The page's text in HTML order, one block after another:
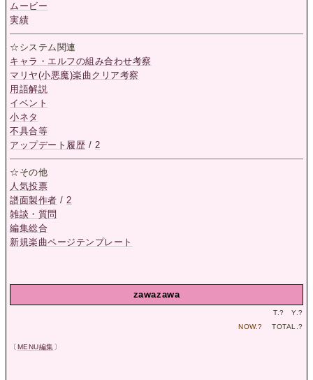
ムービー
実績
☆システム関連
キャラ・エルフの組み合わせ考察
マリヤ(小悪魔)楽曲クリア考察
用語解説
イベント
小ネタ
不具合等
アップデート履歴 / 2
☆その他
人気投票
譜面製作者 /2
雑談・質問
編集総合
新規楽曲ページテンプレート
zawazawa
T.? Y.?
NOW.? TOTAL.?
〔MENU編集〕